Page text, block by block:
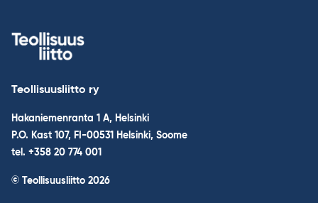
Teollisuusliitto ry
Hakaniemenranta 1 A, Helsinki
P.O. Kast 107, FI-00531 Helsinki, Soome
tel. +358 20 774 001
© Teollisuusliitto 2026